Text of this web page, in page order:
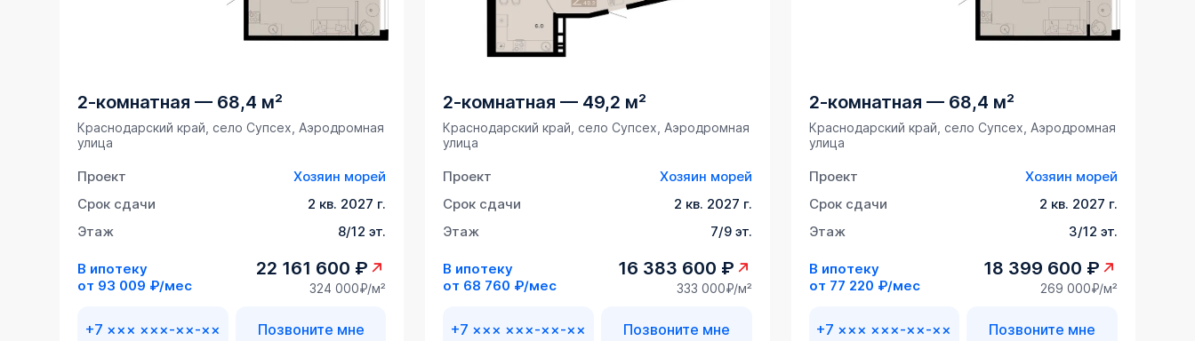
2-комнатная — 68,4 м²
Краснодарский край, село Супсех, Аэродромная
улица
Проект
Хозяин морей
Срок сдачи
2 кв. 2027 г.
Этаж
8/12 эт.
В ипотеку
от 93 009 ₽/мес
22 161 600 ₽
324 000₽/м²
+7 ××× ×××-××-×× Позвоните мне
2-комнатная — 49,2 м²
Краснодарский край, село Супсех, Аэродромная
улица
Проект
Хозяин морей
Срок сдачи
2 кв. 2027 г.
Этаж
7/9 эт.
В ипотеку
от 68 760 ₽/мес
16 383 600 ₽
333 000₽/м²
+7 ××× ×××-××-×× Позвоните мне
2-комнатная — 68,4 м²
Краснодарский край, село Супсех, Аэродромная
улица
Проект
Хозяин морей
Срок сдачи
2 кв. 2027 г.
Этаж
3/12 эт.
В ипотеку
от 77 220 ₽/мес
18 399 600 ₽
269 000₽/м²
+7 ××× ×××-××-×× Позвоните мне